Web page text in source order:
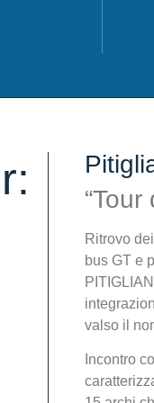
Ritrovo
bus GT e
valso il
Incontro